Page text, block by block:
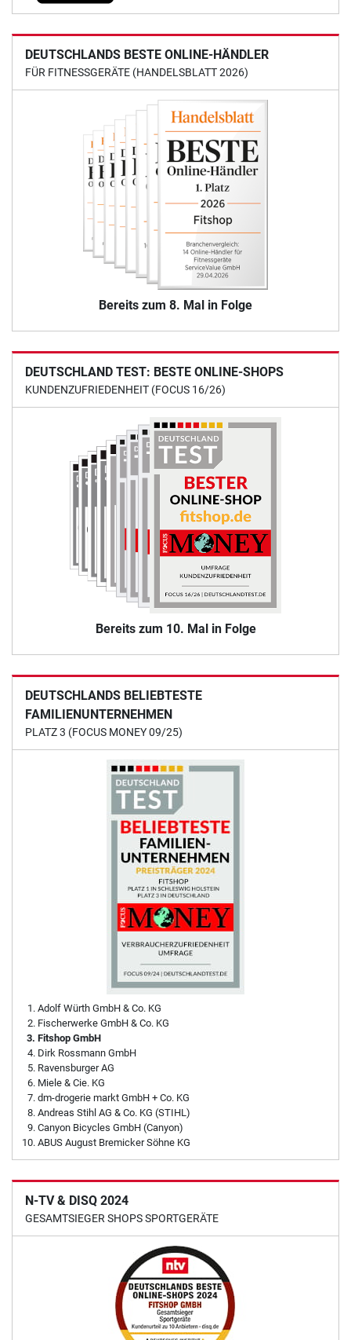
DEUTSCHLANDS BESTE ONLINE-HÄNDLER
FÜR FITNESSGERÄTE (HANDELSBLATT 2026)
Bereits zum 8. Mal in Folge
DEUTSCHLAND TEST: BESTE ONLINE-SHOPS
KUNDENZUFRIEDENHEIT (FOCUS 16/26)
Bereits zum 10. Mal in Folge
DEUTSCHLANDS BELIEBTESTE
FAMILIENUNTERNEHMEN
PLATZ 3 (FOCUS MONEY 09/25)
Adolf Würth GmbH & Co. KG
Fischerwerke GmbH & Co. KG
Fitshop GmbH
Dirk Rossmann GmbH
Ravensburger AG
Miele & Cie. KG
dm-drogerie markt GmbH + Co. KG
Andreas Stihl AG & Co. KG (STIHL)
Canyon Bicycles GmbH (Canyon)
ABUS August Bremicker Söhne KG
N-TV & DISQ 2024
GESAMTSIEGER SHOPS SPORTGERÄTE